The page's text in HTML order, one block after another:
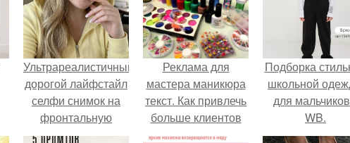
Ультрареалистичный
дорогой лайфстайл
селфи снимок на
фронтальную
камеру.
Реклама для
мастера маникюра
текст. Как привлечь
больше клиентов
на маникюр
Подборка
школьной
для
WB.